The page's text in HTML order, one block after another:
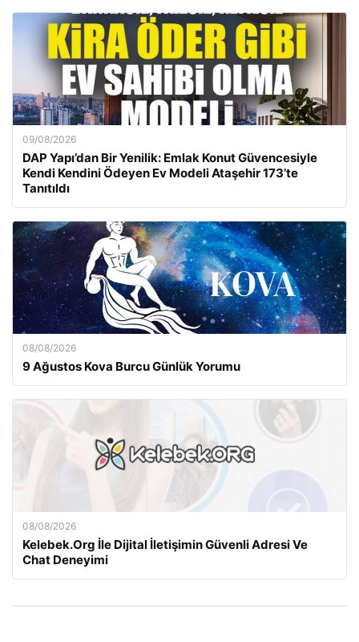
09/08/2026
DAP Yapı’dan Bir Yenilik: Emlak Konut Güvencesiyle
Kendi Kendini Ödeyen Ev Modeli Ataşehir 173’te
Tanıtıldı
08/08/2026
9 Ağustos Kova Burcu Günlük Yorumu
08/08/2026
Kelebek.Org İle Dijital İletişimin Güvenli Adresi Ve
Chat Deneyimi